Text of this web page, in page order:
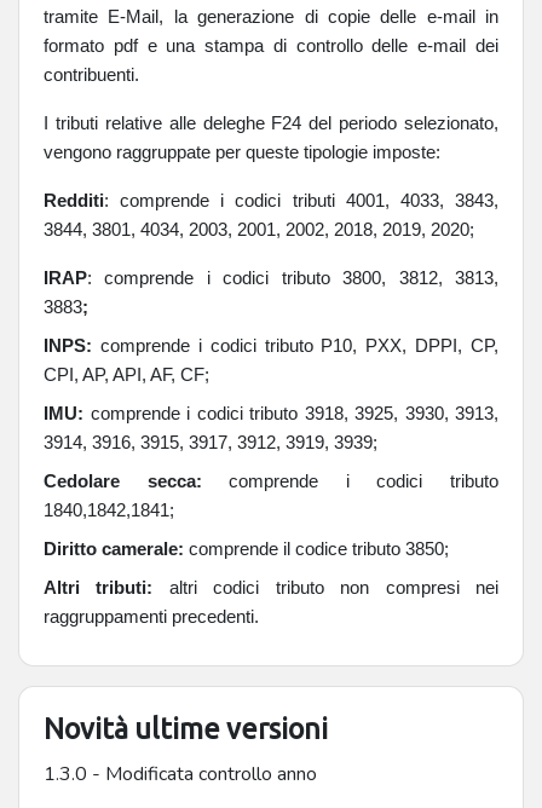
tramite E-Mail, la generazione di copie delle e-mail in
formato pdf e una stampa di controllodelle e-mail dei
contribuenti.
I tributi relative alle deleghe F24 del periodo selezionato,
vengono raggruppate per queste tipologie imposte:
Redditi: comprende i codici tributi 4001, 4033, 3843,
3844, 3801, 4034, 2003, 2001, 2002, 2018, 2019, 2020;
IRAP: comprende i codici tributo 3800, 3812, 3813,
3883;
INPS: comprende i codici tributo P10, PXX, DPPI, CP,
CPI, AP, API, AF, CF;
IMU: comprende i codici tributo 3918, 3925, 3930, 3913,
3914, 3916, 3915, 3917, 3912, 3919, 3939;
Cedolare secca:comprende i codici tributo
1840,1842,1841;
Diritto camerale: comprende il codice tributo 3850;
Altri tributi: altri codici tributo non compresi nei
raggruppamenti precedenti.
Novità ultime versioni
1.3.0 - Modificata controllo anno